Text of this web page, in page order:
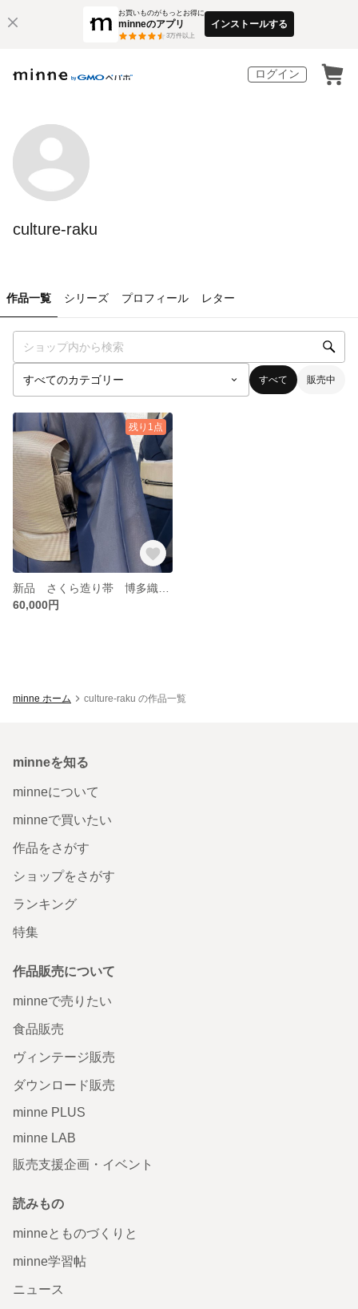
お買いものがもっとお得に
minneのアプリ
3万件以上
インストールする
ログイン
culture-raku
作品一覧 シリーズ プロフィール レター
すべて 販売中
残り1点
60,000円
minne ホーム culture-raku の作品一覧
minneを知る
minneについて
minneで買いたい
作品をさがす
ショップをさがす
ランキング
特集
作品販売について
minneで売りたい
食品販売
ヴィンテージ販売
ダウンロード販売
minne PLUS
minne LAB
販売支援企画・イベント
読みもの
minneとものづくりと
minne学習帖
ニュース